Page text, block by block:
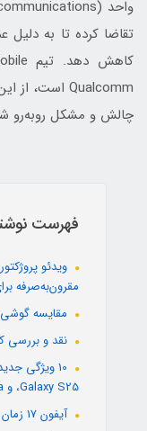
چالش و مشکل روبه‌رو
فهرست
مقرون‌به‌صرفه
مقایسه گوشی آیفون 16 با
نقد و بررسی
،Galaxy S25 و Galaxy S25 Ultra
آیفون 17 زمان رونمایی و شایعات + تصاویر